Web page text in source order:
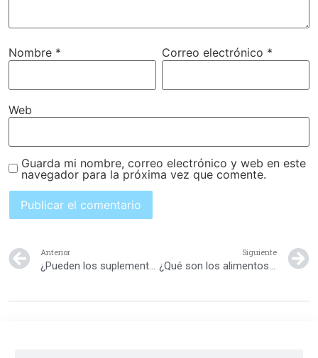
Nombre * Correo electrónico *
Web
Guarda mi nombre, correo electrónico y web en este
navegador para la próxima vez que comente.
Anterior
¿Pueden los suplementos de omega-3 ayudar a los niños con desordenes del habla y del lenguaje?
Siguiente
¿Qué son los alimentos antioxidantes?